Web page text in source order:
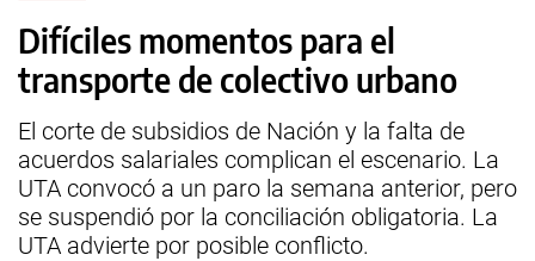
Difíciles momentos para el
transporte de colectivo urbano
El corte de subsidios de Nación y la falta de
acuerdos salariales complican el escenario. La
UTA convocó a un paro la semana anterior, pero
se suspendió por la conciliación obligatoria. La
UTA advierte por posible conflicto.